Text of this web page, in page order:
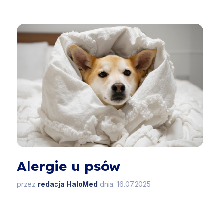
Alergie u psów
przez redacja HaloMed dnia: 16.07.2025